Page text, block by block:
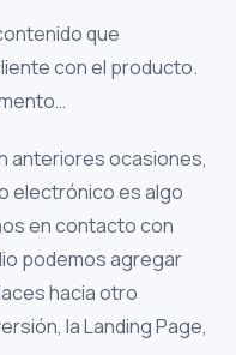
que
con el producto.
anteriores ocasiones,
electrónico es algo
en contacto con
podemos agregar
hacia otro
la Landing Page,